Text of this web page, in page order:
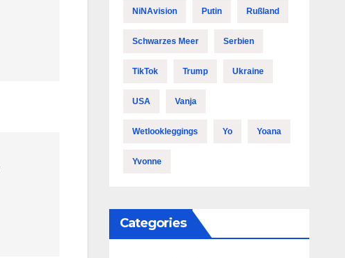
NiNAvision Putin Rußland
Schwarzes Meer Serbien
TikTok Trump Ukraine
USA Vanja
Wetlookleggings Yo Yoana
Yvonne
Categories